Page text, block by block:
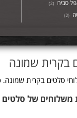
סביח (
2
)
(
2
)
בקרית שמונה
סלטים בקרית שמונה.